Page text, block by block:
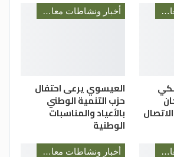
أخبار ونشاطات معالي رئيس الديوان الملكي السيد يوسف العيسوي أخبار ونشاطات معالي رئيس الديوان الملكي السيد يوسف العيسوي
العيسوي يرعى احتفال
حزب التنمية الوطني
بالأعياد والمناسبات
الوطنية
أخبار ونشاطات معالي رئيس الديوان الملكي السيد يوسف العيسوي أخبار ونشاطات معالي رئيس الديوان الملكي السيد يوسف العيسوي